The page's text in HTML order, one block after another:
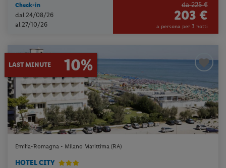
Check-in
dal 24/08/26
al 27/10/26
da 225 €
203 €
a persona per 3 notti
LAST MINUTE 10%
Emilia-Romagna - Milano Marittima (RA)
HOTEL CITY